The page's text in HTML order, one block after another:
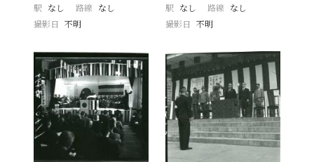
駅 なし 路線 なし
撮影日
不明
駅 なし 路線 なし
撮影日 不明